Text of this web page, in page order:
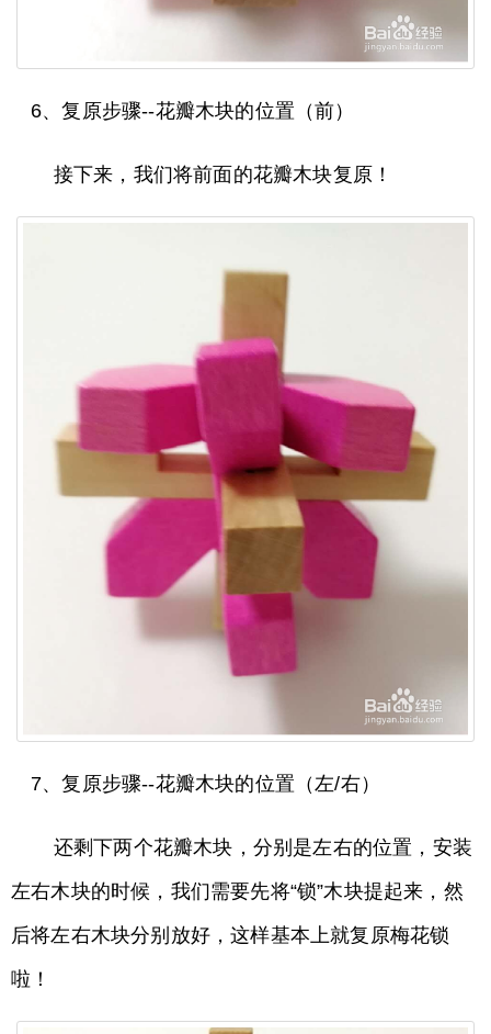
6、复原步骤--花瓣木块的位置（前）
接下来，我们将前面的花瓣木块复原！
7、复原步骤--花瓣木块的位置（左/右）
还剩下两个花瓣木块，分别是左右的位置，安装
左右木块的时候，我们需要先将“锁”木块提起来，然
后将左右木块分别放好，这样基本上就复原梅花锁
啦！